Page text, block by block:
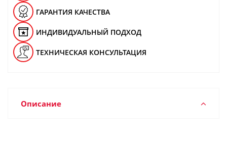
ГАРАНТИЯ КАЧЕСТВА
ИНДИВИДУАЛЬНЫЙ ПОДХОД
ТЕХНИЧЕСКАЯ КОНСУЛЬТАЦИЯ
Описание